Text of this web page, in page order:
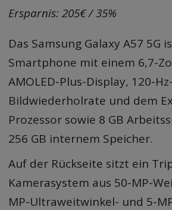
Ersparnis: 205€ / 35%
Das Samsung Galaxy A57 5G
Smartphone mit einem 6,7-
AMOLED-Plus-Display, 120-Hz-
Bildwiederholrate und dem
Prozessor sowie 8 GB
256 GB internem Speicher.
Auf der Rückseite sitzt ein
Kamerasystem aus 50-MP-
MP-Ultraweitwinkel- und 5-